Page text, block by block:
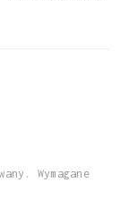
Wymagane